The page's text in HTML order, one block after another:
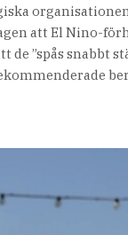
att El Nino-
de ”spås snabbt